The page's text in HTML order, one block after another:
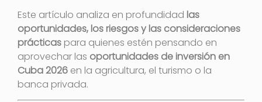
Este artículo analiza en profundidad las
oportunidades, los riesgos y las consideraciones
prácticas para quienes estén pensando en
aprovechar las oportunidades de inversión en
Cuba 2026 en la agricultura, el turismo o la
banca privada.